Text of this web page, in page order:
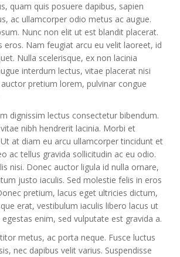
quam quis posuere dapibus, sapien
ac ullamcorper odio metus ac augue.
Nunc non elit ut est blandit placerat.
eros. Nam feugiat arcu eu velit laoreet, id
Nulla scelerisque, ex non lacinia
interdum lectus, vitae placerat nisi
pretium lorem, pulvinar congue
dignissim lectus consectetur bibendum.
nibh hendrerit lacinia. Morbi et
at diam eu arcu ullamcorper tincidunt et
ac tellus gravida sollicitudin ac eu odio.
nisi. Donec auctor ligula id nulla ornare,
justo iaculis. Sed molestie felis in eros
pretium, lacus eget ultricies dictum,
erat, vestibulum iaculis libero lacus ut
egestas enim, sed vulputate est gravida a.
metus, ac porta neque. Fusce luctus
nec dapibus velit varius. Suspendisse